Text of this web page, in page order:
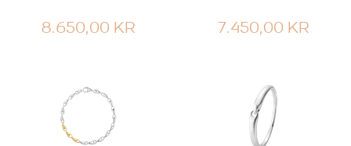
8.650,00 KR 7.450,00 KR